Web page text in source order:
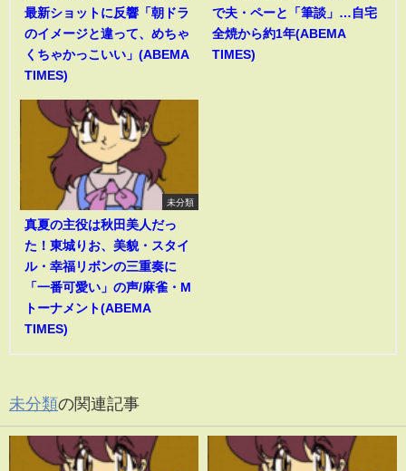
最新ショットに反響「朝ドラ
のイメージと違って、めちゃ
くちゃかっこいい」(ABEMA
TIMES)
で夫・ペーと「筆談」…自宅
全焼から約1年(ABEMA
TIMES)
未分類
真夏の主役は秋田美人だっ
た！東城りお、美貌・スタイ
ル・幸福リボンの三重奏に
「一番可愛い」の声/麻雀・M
トーナメント(ABEMA
TIMES)
未分類の関連記事